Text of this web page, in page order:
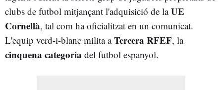
clubs de futbol mitjançant l'adquisició de laUE
Cornellà, tal com ha oficialitzat en un comunicat.
L'equip verd-i-blanc milita aTercera RFEF, la
cinquena categoria del futbol espanyol.